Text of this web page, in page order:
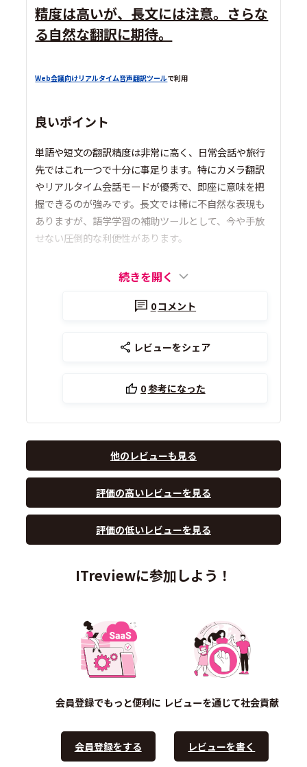
精度は高いが、長文には注意。さらな
る自然な翻訳に期待。
Web会議向けリアルタイム音声翻訳ツールで利用
良いポイント
単語や短文の翻訳精度は非常に高く、日常会話や旅行
先ではこれ一つで十分に事足ります。特にカメラ翻訳
やリアルタイム会話モードが優秀で、即座に意味を把
握できるのが強みです。長文では稀に不自然な表現も
ありますが、語学学習の補助ツールとして、今や手放
せない圧倒的な利便性があります。
続きを開く
0コメント
レビューをシェア
0参考になった
他のレビューも見る
評価の高いレビューを見る
評価の低いレビューを見る
ITreviewに参加しよう！
会員登録でもっと便利に
会員登録をする
レビューを通じて社会貢献
レビューを書く